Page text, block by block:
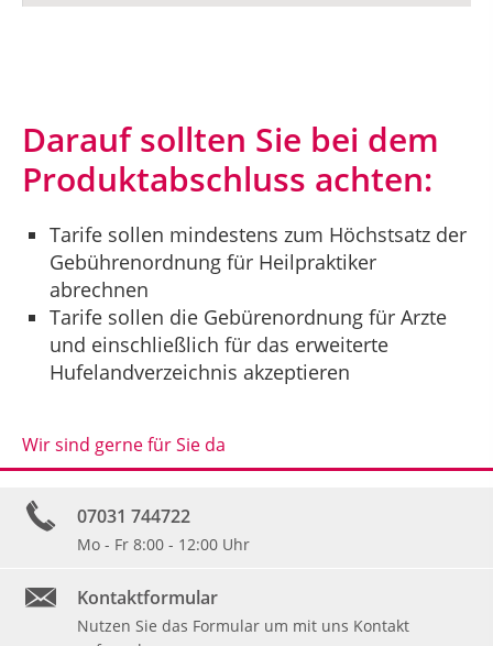
Darauf sollten Sie bei dem
Produktabschluss achten:
Tarife sollen mindestens zum Höchstsatz der
Gebührenordnung für Heilpraktiker
abrechnen
Tarife sollen die Gebürenordnung für Arzte
und einschließlich für das erweiterte
Hufelandverzeichnis akzeptieren
Wir sind gerne für Sie da
07031 744722
Mo - Fr 8:00 - 12:00 Uhr
Kontaktformular
Nutzen Sie das Formular um mit uns Kontakt